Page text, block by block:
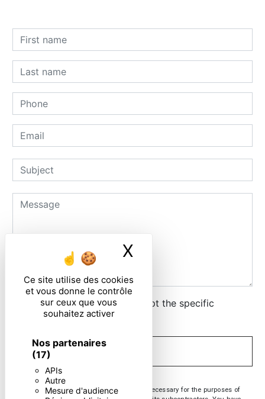
Ce site utilise des cookies
et vous donne le contrôle
sur ceux que vous
souhaitez activer
Nos partenaires
(17)
APIs
Autre
Mesure d'audience
X
By checking this box, I accept the specific
conditions below **
** The personal data communicated are necessary for the purposes of